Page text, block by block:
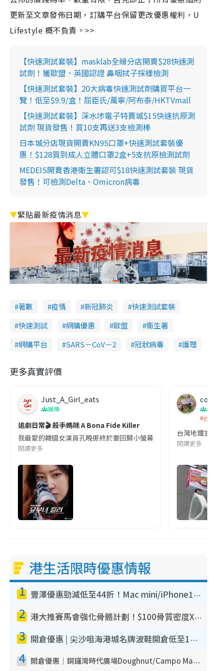
更新至文章發佈日期，訂購平台保留更改優惠權利，U
Lifestyle 概不負責。>>
【快速測試套裝】masklab全線分店開賣$28快速測
試劑！獲歐盟、英國認證 鼻咽拭子採樣檢測
【快速測試套裝】20大病毒快速測試劑購買平台一
覽！低至$9.9/盒！屈臣氏/萬寧/阿布泰/HKTVmall
【快速測試套裝】深水埗電子特賣城$15快速抗原測
試劑 現貨發售！買10支再送3支檢測棒
日本城分店現貨開賣KN95口罩+快速測試套裝優
惠！$128買到成人立體口罩2盒+5支抗原檢測試劑
MEDEIS開賣香港衛生署認可$18快速測試套裝 現貨
發售！可檢測Delta、Omicron病毒
▼緊貼最新疫情消息▼
著數 疫情 新冠肺炎
快速測試套裝
快速測試
網購優惠 歐盟
衞生署
網購平台
SARS－CoV－2 冠狀病毒 護理
更多真實評價
Just_A_Girl_eats
娛樂
追劇日常🎬 殺手媽咪 A Bona Fide Killer
我最愛的韓國女演員孔曉振終於要回歸小螢幕啦!這次的劇本改編
閱讀更多
co
吹
台灣
台灣地鐵宣
閱讀更多
港生活限時優惠情報
1 豐澤優惠勁減低至44折！Mac mini/iPhone17Pro大減價！廚房家電$220起
2 港大推賽馬會強化骨骼計劃！$100骨質密度X光檢查 完成免費運動訓練送超市禮券！附參加資格
3 開倉優惠 | 尖沙咀海港城名牌波鞋開倉低至1折！On鞋$899起／Joy&Peace鞋履$98起
4 開倉優惠｜銅鑼灣時代廣場Doughnut/Campo Marzio開倉低至1折！背囊、書包、手袋劈價$200起